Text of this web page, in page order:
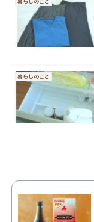
暮らしのこと
暮らしのこと